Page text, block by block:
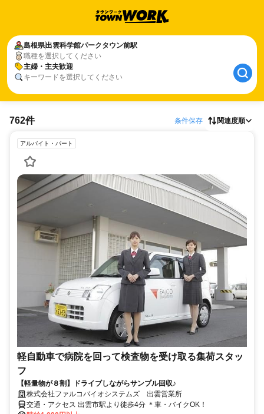
島根県出雲科学館パークタウン前駅
職種を選択してください
主婦・主夫歓迎
キーワードを選択してください
762件 条件保存 関連度順
アルバイト・パート
軽自動車で病院を回って検査物を受け取る集荷スタッ
フ
【軽量物が８割】ドライブしながらサンプル回収♪
株式会社ファルコバイオシステムズ 出雲営業所
交通・アクセス 出雲市駅より徒歩4分 ＊車・バイクOK！